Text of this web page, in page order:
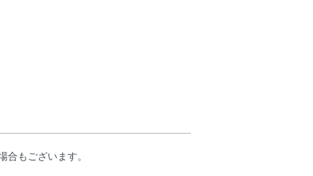
合もございます。